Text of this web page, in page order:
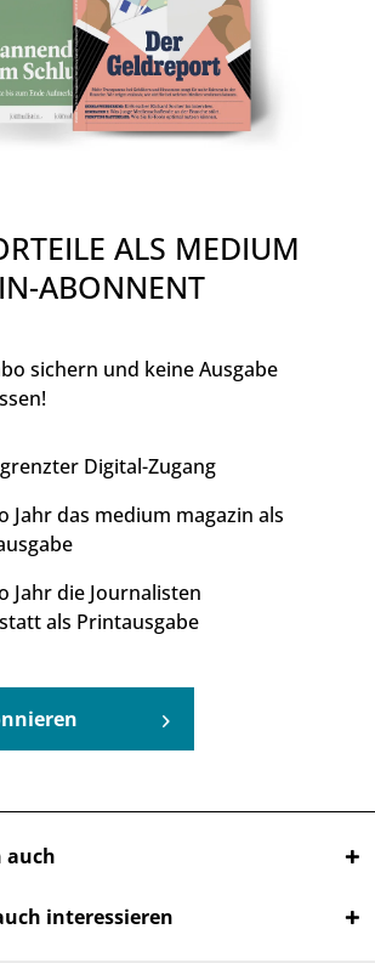
ALS MEDIUM
ABONNENT
sichern und keine Ausgabe
Digital-Zugang
Jahr das medium magazin als
Jahr die Journalisten
als Printausgabe
auch
interessieren